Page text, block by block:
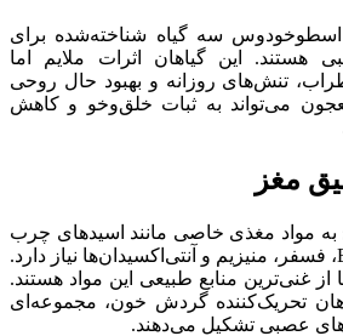
اسطوخودوس سه گیاه شناخته‌شده برای
هستند. این گیاهان اثرات ملایم اما
تنش‌های روزانه و بهبود حال روحی
می‌تواند به ثبات خلق‌وخو و کاهش
مغز
مواد مغذی خاصی مانند اسیدهای چرب
امگا، ویتامین‌های گروه B، فسفر، منیزیم و آنتی‌اکسیدان‌ها نیاز دارد.
از غنی‌ترین منابع طبیعی این مواد هستند.
تحریک‌کننده گردش خون، مجموعه‌ای
عصبی تشکیل می‌دهند.